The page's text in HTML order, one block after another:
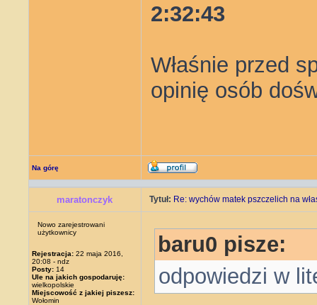
2:32:43
Właśnie przed
opinię osób
Na górę
maratonczyk Tytuł: Re: wychów matek pszczelich na
Nowo zarejestrowani
użytkownicy
Rejestracja: 22 maja 2016,
20:08 - ndz
Posty: 14
Ule na jakich gospodaruję:
wielkopolskie
Miejscowość z jakiej piszesz:
Wołomin
baru0 pisze:
odpowiedzi w